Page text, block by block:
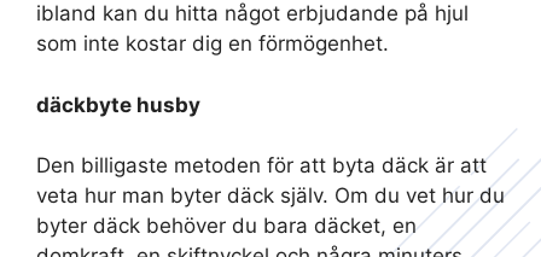
ibland kan du hitta något erbjudande på hjul
som inte kostar dig en förmögenhet.
däckbyte husby
Den billigaste metoden för att byta däck är att
veta hur man byter däck själv. Om du vet hur du
byter däck behöver du bara däcket, en